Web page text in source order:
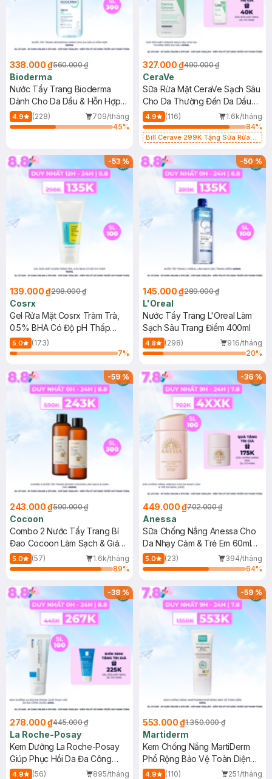
338.000 ₫560.000 ₫
Bioderma
Nước Tẩy Trang Bioderma
Dành Cho Da Dầu & Hỗn Hợp
500ml
4.9 (228)
709/tháng
45%
327.000 ₫490.000 ₫
CeraVe
Sữa Rửa Mặt CeraVe Sạch Sâu
Cho Da Thường Đến Da Dầu
473ml
4.9 (116)
1.6k/tháng
84%
Bill Cerave 299K Tặng Sữa Rửa
-53%
139.000 ₫298.000 ₫
Cosrx
Gel Rửa Mặt Cosrx Tràm Trà,
0.5% BHA Có Độ pH Thấp
150ml
5.0
(173)
7%
-50%
145.000 ₫289.000 ₫
L'Oreal
Nước Tẩy Trang L'Oreal Làm
Sạch Sâu Trang Điểm 400ml
4.8 (298)
916/tháng
20%
-59%
243.000 ₫590.000 ₫
Cocoon
Combo 2 Nước Tẩy Trang Bí
Đao Cocoon Làm Sạch & Giảm
Dầu 500ml
5.0 (57)
1.6k/tháng
89%
-36%
449.000 ₫702.000 ₫
Anessa
Sữa Chống Nắng Anessa Cho
Da Nhạy Cảm & Trẻ Em 60ml
(Mới)
5.0 (23)
394/tháng
64%
-38%
278.000 ₫445.000 ₫
La Roche-Posay
Kem Dưỡng La Roche-Posay
Giúp Phục Hồi Da Đa Công
Dụng 40ml
4.9 (56)
895/tháng
-59%
553.000 ₫1.350.000 ₫
Martiderm
Kem Chống Nắng MartiDerm
Phổ Rộng Bảo Vệ Toàn Diện
40ml
4.9 (110)
251/tháng